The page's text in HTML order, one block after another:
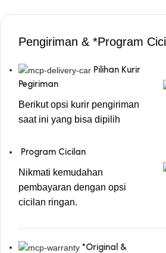
Pengiriman & *Program
Pilihan Kurir
Pegiriman
Berikut opsi kurir pengiriman
saat ini yang bisa dipilih
Program Cicilan
Nikmati kemudahan
pembayaran dengan opsi
cicilan ringan.
*Original &